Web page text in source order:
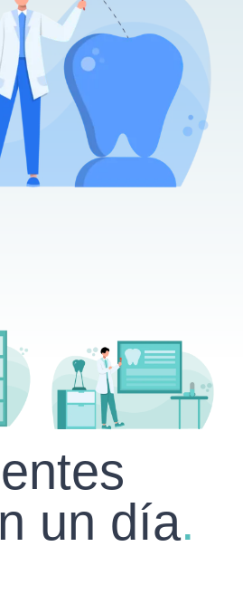
EQUIPO
DIENTES FIJOS EN UN DÍA
ESPECIALIDADES
MAXILOFACIAL
un día.